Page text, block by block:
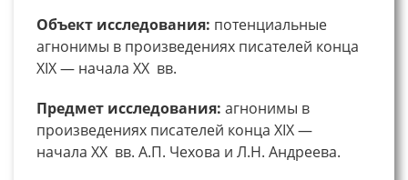
Объект исследования: потенциальные
агнонимы в произведениях писателей конца
XIX — начала XX вв.
Предмет исследования: агнонимы в
произведениях писателей конца XIX —
начала XX вв. А.П. Чехова и Л.Н. Андреева.